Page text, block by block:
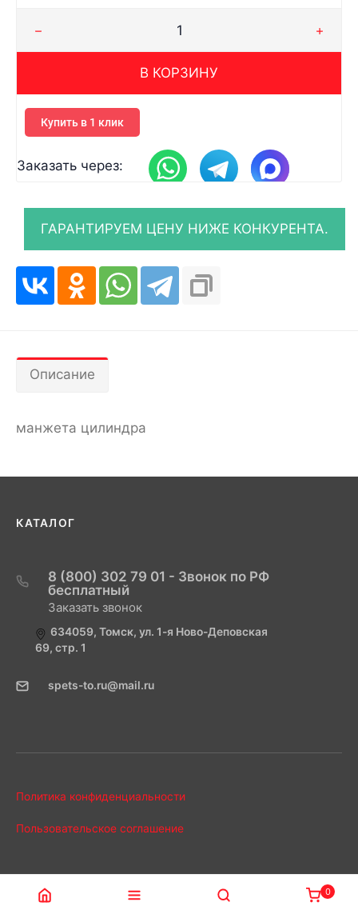
В КОРЗИНУ
Купить в 1 клик
Заказать через:
Описание
манжета цилиндра
КАТАЛОГ
8 (800) 302 79 01 - Звонок по РФ
бесплатный
Заказать звонок
634059, Томск, ул. 1-я Ново-Деповская
69, стр. 1
spets-to.ru@mail.ru
Политика конфиденциальности
Пользовательское соглашение
0